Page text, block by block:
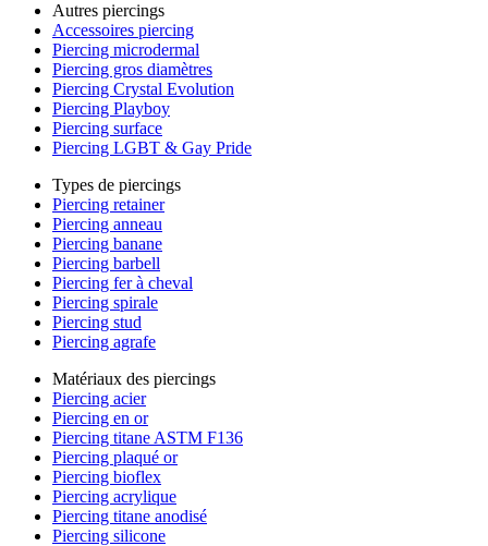
Autres piercings
Accessoires piercing
Piercing microdermal
Piercing gros diamètres
Piercing Crystal Evolution
Piercing Playboy
Piercing surface
Piercing LGBT & Gay Pride
Types de piercings
Piercing retainer
Piercing anneau
Piercing banane
Piercing barbell
Piercing fer à cheval
Piercing spirale
Piercing stud
Piercing agrafe
Matériaux des piercings
Piercing acier
Piercing en or
Piercing titane ASTM F136
Piercing plaqué or
Piercing bioflex
Piercing acrylique
Piercing titane anodisé
Piercing silicone